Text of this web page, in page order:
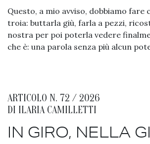
Questo, a mio avviso, dobbiamo fare
troia: buttarla giù, farla a pezzi,
nostra per poi poterla vedere
che è: una parola senza più alcun
ARTICOLO N. 72 / 2026
DI ILARIA CAMILLETTI
IN GIRO, NELLA